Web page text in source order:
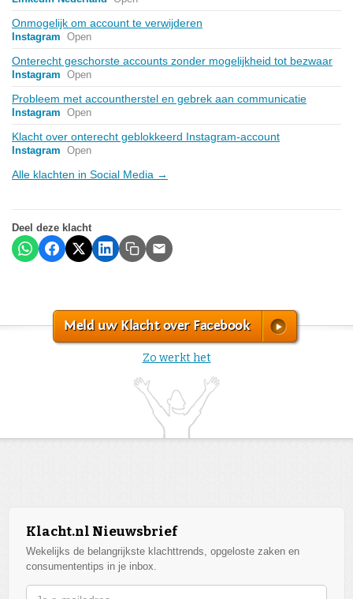
Onmogelijk om account te verwijderen
Instagram Open
Onterecht geschorste accounts zonder mogelijkheid tot bezwaar
Instagram Open
Probleem met accountherstel en gebrek aan communicatie
Instagram Open
Klacht over onterecht geblokkeerd Instagram-account
Instagram Open
Alle klachten in Social Media →
Deel deze klacht
Meld uw Klacht over Facebook
Zo werkt het
Klacht.nl Nieuwsbrief
Wekelijks de belangrijkste klachttrends, opgeloste zaken en
consumententips in je inbox.